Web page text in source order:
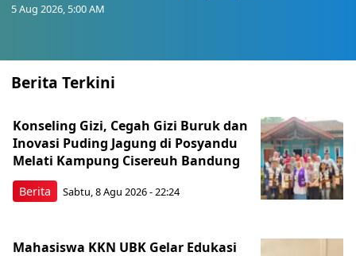
5 Aug 2026, 5:00 AM
Berita Terkini
Berita
Konseling Gizi, Cegah Gizi Buruk dan
Inovasi Puding Jagung di Posyandu
Melati Kampung Cisereuh Bandung
Sabtu, 8 Agu 2026 - 22:24
Mahasiswa KKN UBK Gelar Edukasi